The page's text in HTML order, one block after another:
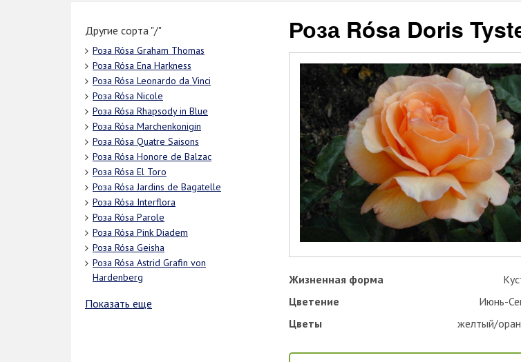
Другие сорта "/"
Роза Rósa Graham Thomas
Роза Rósa Ena Harkness
Роза Rósa Leonardo da Vinci
Роза Rósa Nicole
Роза Rósa Rhapsody in Blue
Роза Rósa Marchenkonigin
Роза Rósa Quatre Saisons
Роза Rósa Honore de Balzac
Роза Rósa El Toro
Роза Rósa Jardins de Bagatelle
Роза Rósa Interflora
Роза Rósa Parole
Роза Rósa Pink Diadem
Роза Rósa Geisha
Роза Rósa Astrid Grafin von
Hardenberg
Показать еще
Роза Rósa Doris
Жизненная форма
Цветение
Июнь-
Цветы
желтый/